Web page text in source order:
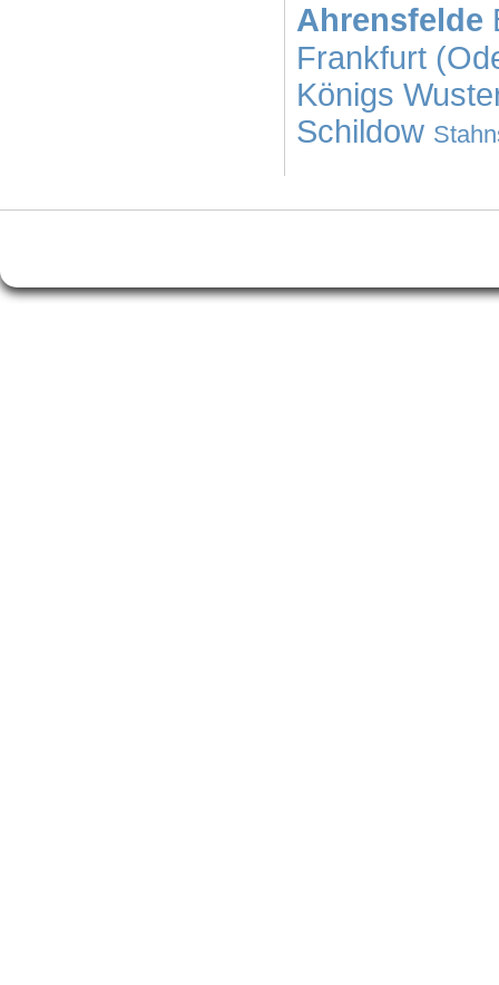
Ahrensfelde
Frankfurt
Königs
Schildow